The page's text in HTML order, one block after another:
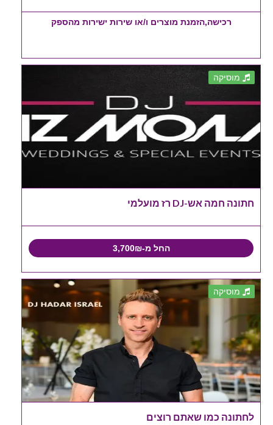
רכישה,הזמנת מוצרים ו/או שירות ישירות מהספק
מוסיקה
חתונה חמה אש-DJ רז מועלמי
החל מ-3,700₪
מוסיקה
לחתונה כמו שאתם רוצים